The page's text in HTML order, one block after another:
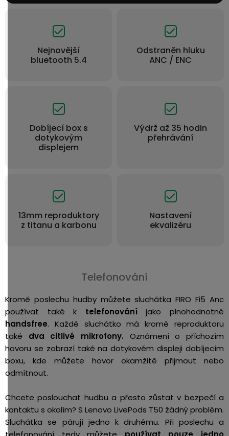
Nejnovější
bluetooth 5.4
Odstraněn hluku
ANC / ENC
Dobíjecí box s
dotykovým
displejem
Výdrž až 35 hodin
přehrávání
13mm reproduktory
z titanu a karbonu
Nastavení
ekvalizéru
Telefonování
Kromě poslechu hudby můžete sluchátka FIRO Fi5 Anc
používat také k telefonováníjako plnohodnotné
handsfree. Každé sluchátko má kromě reproduktoru
také dva citlivé mikrofony. Oznámení o příchozím
hovoru se zobrazí také na dotykovém displeji dobíjecím
boxu, kde můžete hovor okamžitě přijmout nebo
odmítnout.
Chcete poslouchat hudbu a přesto zůstat v bezpečí a
kontaktu s okolím? S Lenovo LivePods T50 žádný problém.
Sluchátka se párují jedno k druhému. Při poslechu a